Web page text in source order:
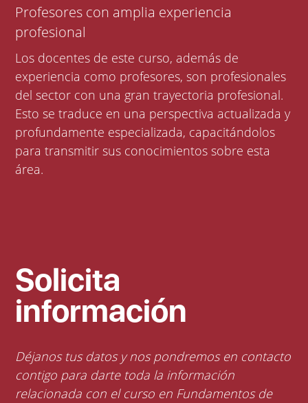
Profesores con amplia experiencia
profesional
Los docentes de este curso, además de
experiencia como profesores, son profesionales
del sector con una gran trayectoria profesional.
Esto se traduce en una perspectiva actualizada y
profundamente especializada, capacitándolos
para transmitir sus conocimientos sobre esta
área.
Solicita
información
Déjanos tus datos y nos pondremos en contacto
contigo para darte toda la información
relacionada con el curso en Fundamentos de